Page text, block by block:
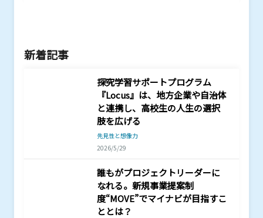
新着記事
探究学習サポートプログラム
『Locus』は、地方企業や自治体
と連携し、高校生の人生の選択
肢を広げる
先見性と想像力
2026/5/29
誰もがプロジェクトリーダーに
なれる。新規事業提案制
度“MOVE”でマイナビが目指すこ
ととは？